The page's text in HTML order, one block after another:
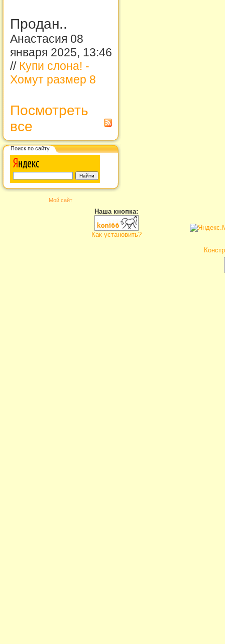
Продан..
Анастасия 08
января 2025, 13:46
// Купи слона! -
Хомут размер 8
Посмотреть
все
Поиск по сайту
Мой сайт
Наша кнопка:
Как установить?